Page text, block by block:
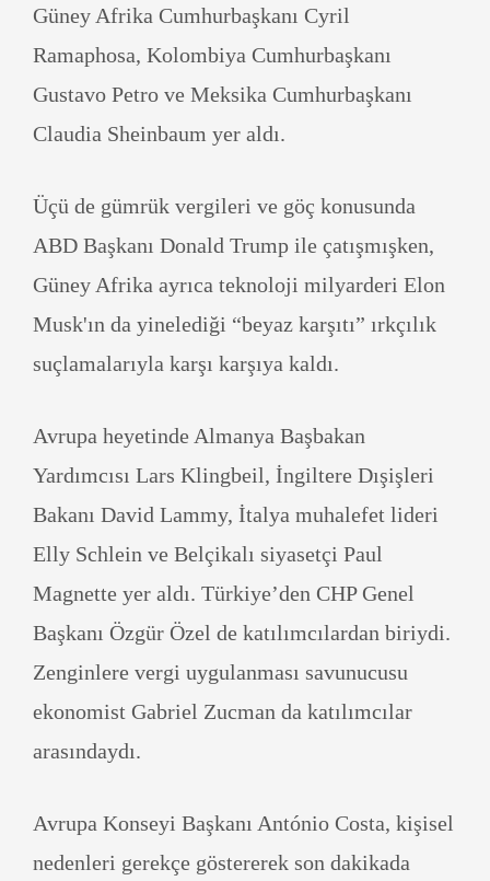
Güney Afrika Cumhurbaşkanı Cyril
Ramaphosa, Kolombiya Cumhurbaşkanı
Gustavo Petro ve Meksika Cumhurbaşkanı
Claudia Sheinbaum yer aldı.
Üçü de gümrük vergileri ve göç konusunda
ABD Başkanı Donald Trump ile çatışmışken,
Güney Afrika ayrıca teknoloji milyarderi Elon
Musk'ın da yinelediği “beyaz karşıtı” ırkçılık
suçlamalarıyla karşı karşıya kaldı.
Avrupa heyetinde Almanya Başbakan
Yardımcısı Lars Klingbeil, İngiltere Dışişleri
Bakanı David Lammy, İtalya muhalefet lideri
Elly Schlein ve Belçikalı siyasetçi Paul
Magnette yer aldı. Türkiye’den CHP Genel
Başkanı Özgür Özel de katılımcılardan biriydi.
Zenginlere vergi uygulanması savunucusu
ekonomist Gabriel Zucman da katılımcılar
arasındaydı.
Avrupa Konseyi Başkanı António Costa, kişisel
nedenleri gerekçe göstererek son dakikada